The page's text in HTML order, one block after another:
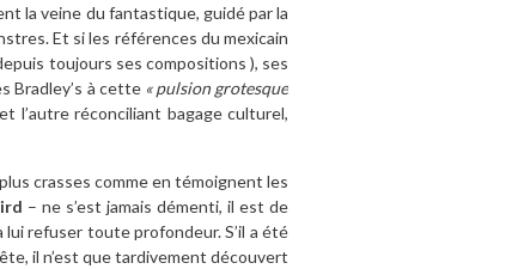
la veine du fantastique, guidé par la
Et si les références du mexicain
toujours ses compositions ), ses
Bradley’s à cette « pulsion grotesque
et l’autre réconciliant bagage culturel,
crasses comme en témoignent les
– ne s’est jamais démenti, il est de
refuser toute profondeur. S’il a été
il n’est que tardivement découvert